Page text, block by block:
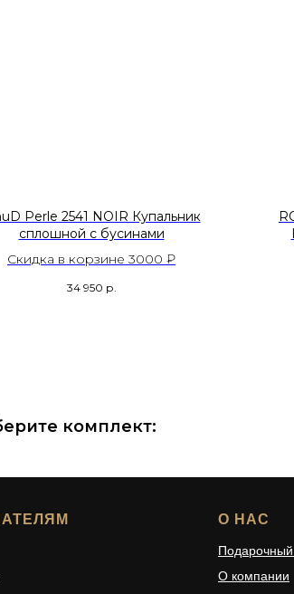
Perle 2541 NOIR Купальник
сплошной с бусинами
Скидка в корзине 3000 ₽
34 950 р.
комплект:
О НАС
О компании